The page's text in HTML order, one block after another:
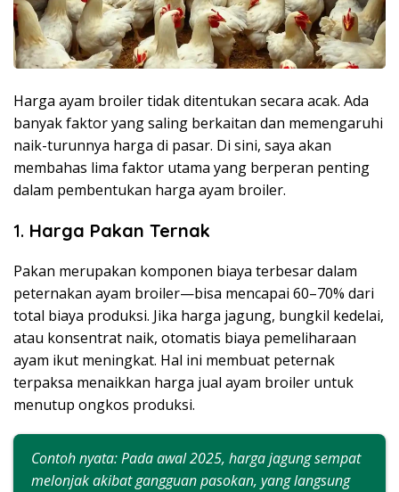
Harga ayam broiler tidak ditentukan secara acak. Ada
banyak faktor yang saling berkaitan dan memengaruhi
naik-turunnya harga di pasar. Di sini, saya akan
membahas lima faktor utama yang berperan penting
dalam pembentukan harga ayam broiler.
1. Harga Pakan Ternak
Pakan merupakan komponen biaya terbesar dalam
peternakan ayam broiler—bisa mencapai 60–70% dari
total biaya produksi. Jika harga jagung, bungkil kedelai,
atau konsentrat naik, otomatis biaya pemeliharaan
ayam ikut meningkat. Hal ini membuat peternak
terpaksa menaikkan harga jual ayam broiler untuk
menutup ongkos produksi.
Contoh nyata: Pada awal 2025, harga jagung sempat
melonjak akibat gangguan pasokan, yang langsung